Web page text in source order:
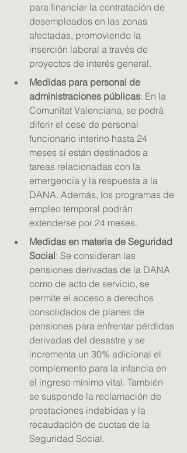
para financiar la contratación de
desempleados en las zonas
afectadas, promoviendo la
inserción laboral a través de
proyectos de interés general.
Medidas para personal de
administraciones públicas: En la
Comunitat Valenciana, se podrá
diferir el cese de personal
funcionario interino hasta 24
meses si están destinados a
tareas relacionadas con la
emergencia y la respuesta a la
DANA. Además, los programas de
empleo temporal podrán
extenderse por 24 meses.
Medidas en materia de Seguridad
Social: Se consideran las
pensiones derivadas de la DANA
como de acto de servicio, se
permite el acceso a derechos
consolidados de planes de
pensiones para enfrentar pérdidas
derivadas del desastre y se
incrementa un 30% adicional el
complemento para la infancia en
el ingreso mínimo vital. También
se suspende la reclamación de
prestaciones indebidas y la
recaudación de cuotas de la
Seguridad Social.